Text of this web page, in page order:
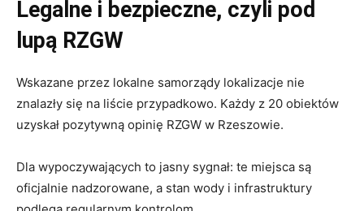
Legalne i bezpieczne, czyli pod
lupą RZGW
Wskazane przez lokalne samorządy lokalizacje nie
znalazły się na liście przypadkowo. Każdy z 20 obiektów
uzyskał pozytywną opinię RZGW w Rzeszowie.
Dla wypoczywających to jasny sygnał: te miejsca są
oficjalnie nadzorowane, a stan wody i infrastruktury